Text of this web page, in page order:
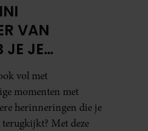
VAN
JE JE
BINNEN
HANDEN
vol met
momenten met
herinneringen die je
Met deze